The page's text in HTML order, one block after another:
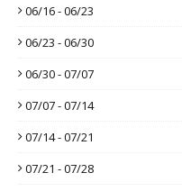
06/16 - 06/23
06/23 - 06/30
06/30 - 07/07
07/07 - 07/14
07/14 - 07/21
07/21 - 07/28